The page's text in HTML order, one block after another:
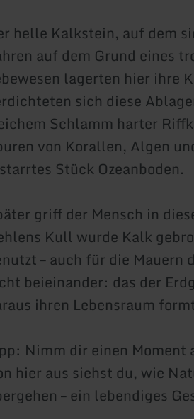
helle Kalkstein, auf dem
auf dem Grund eines
lagerten hier ihre
sich diese
Schlamm harter
von Korallen, Algen
Stück Ozeanboden.
griff der Mensch in
Kull wurde Kalk
– auch für die
beieinander: das der
ihren Lebensraum
Nimm dir einen
hier aus siehst du, wie
– ein lebendiges